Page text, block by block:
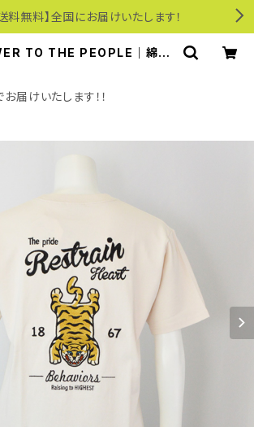
送料無料】全国にお届けいたします！
TO THE PEOPLE｜綿10
ス 6501006-103 オフホワイ
リワンワールドオンラインショ
届けいたします！！